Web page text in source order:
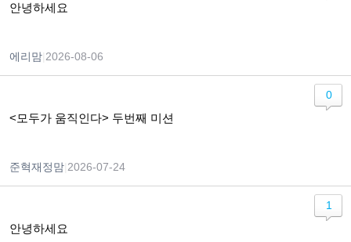
안녕하세요
에리맘 2026-08-06
<모두가 움직인다> 두번째 미션
준혁재정맘 2026-07-24
0
안녕하세요
1